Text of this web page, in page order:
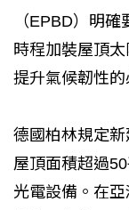
（EPBD）明
時程加裝屋頂
提升氣候韌性的
德國柏林規定新
屋頂面積超過
光電設備。在